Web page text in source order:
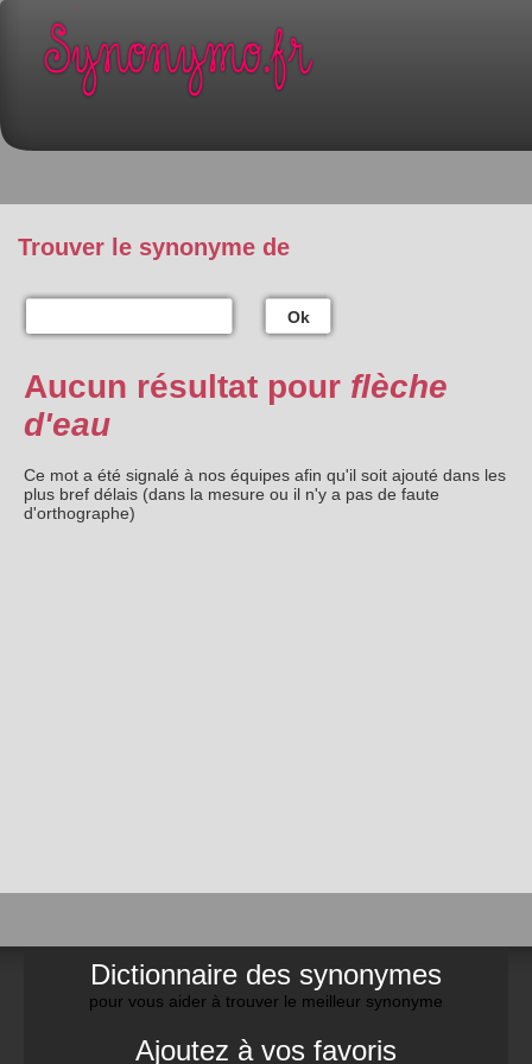
Trouver le synonyme de
Ok
Aucun résultat pour flèche
d'eau
Ce mot a été signalé à nos équipes afin qu'il soit ajouté dans les
plus bref délais (dans la mesure ou il n'y a pas de faute
d'orthographe)
Dictionnaire des synonymes
pour vous aider à trouver le meilleur synonyme
Ajoutez à vos favoris